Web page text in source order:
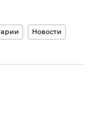
Новости